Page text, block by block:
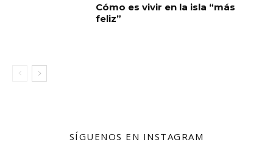
Cómo es vivir en la isla “más
feliz”
SÍGUENOS EN INSTAGRAM